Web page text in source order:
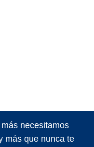
necesitamos
más que nunca te